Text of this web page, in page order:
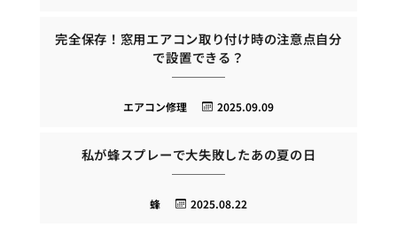
完全保存！窓用エアコン取り付け時の注意点自分
で設置できる？
2025.09.09
エアコン修理
私が蜂スプレーで大失敗したあの夏の日
2025.08.22
蜂